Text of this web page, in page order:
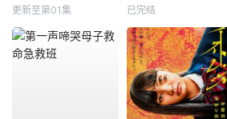
更新至第01集 已完结